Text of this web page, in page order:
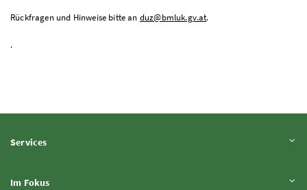
Rückfragen und Hinweise bitte an duz@bmluk.gv.at.
.
ServicesInhalt aufklappen
Im FokusInhalt aufklappen